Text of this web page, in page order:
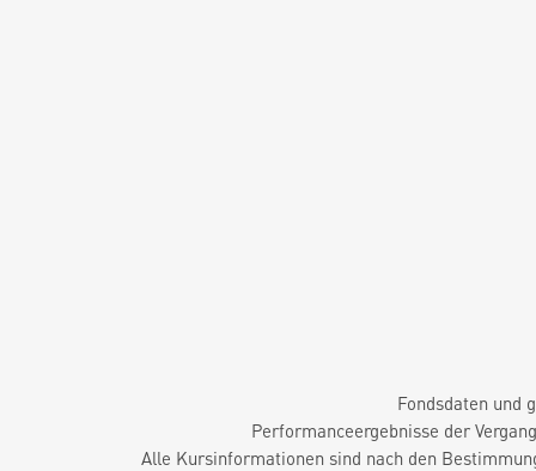
Fondsdaten und
Performanceergebnisse der
Alle Kursinformationen sind nach den